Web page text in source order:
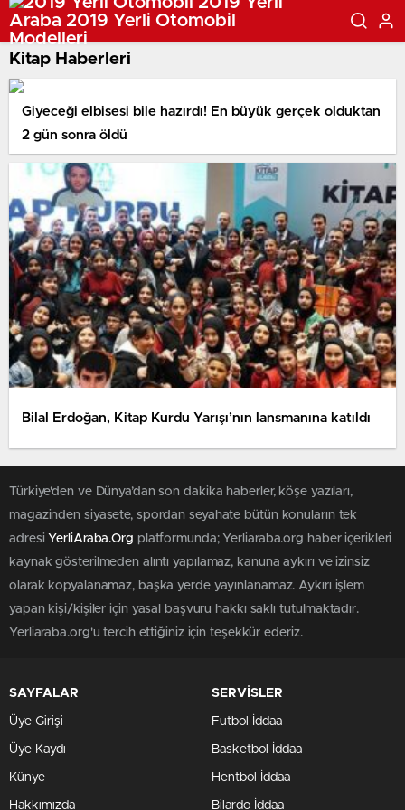
Kitap Haberleri
Giyeceği elbisesi bile hazırdı! En büyük gerçek olduktan
2 gün sonra öldü
Bilal Erdoğan, Kitap Kurdu Yarışı’nın lansmanına katıldı
Türkiye'den ve Dünya’dan son dakika haberler, köşe yazıları,
magazinden siyasete, spordan seyahate bütün konuların tek
adresi YerliAraba.Org platformunda; Yerliaraba.org haber içerikleri
kaynak gösterilmeden alıntı yapılamaz, kanuna aykırı ve izinsiz
olarak kopyalanamaz, başka yerde yayınlanamaz. Aykırı işlem
yapan kişi/kişiler için yasal başvuru hakkı saklı tutulmaktadır.
Yerliaraba.org'u tercih ettiğiniz için teşekkür ederiz.
SAYFALAR
Üye Girişi
Üye Kaydı
Künye
Hakkımızda
SERVİSLER
Futbol İddaa
Basketbol İddaa
Hentbol İddaa
Bilardo İddaa